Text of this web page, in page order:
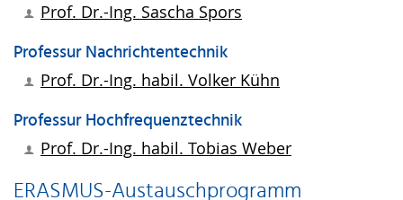
Prof. Dr.-Ing. Sascha Spors
Professur Nachrichtentechnik
Prof. Dr.-Ing. habil. Volker Kühn
Professur Hochfrequenztechnik
Prof. Dr.-Ing. habil. Tobias Weber
ERASMUS-Austauschprogramm